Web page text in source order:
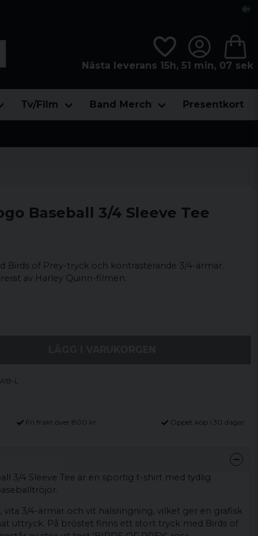
Nästa leverans 15h, 51 min, 06 sek
Tv/Film Band Merch Presentkort
Baseball 3/4 Sleeve Tee
Birds of Prey-tryck och kontrasterande 3/4-ärmar.
av Harley Quinn-filmen.
L
Fri frakt över 800 kr Öppet köp i 30 dagar
3/4 Sleeve Tee är en sportig t-shirt med tydlig
vita 3/4-ärmar och vit halsringning, vilket ger en grafisk
uttryck. På bröstet finns ett stort tryck med Birds of